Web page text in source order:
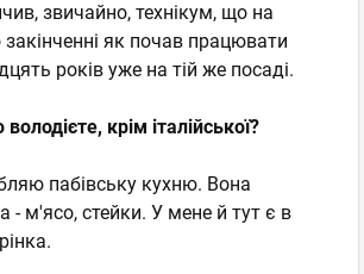
звичайно, технікум, що на
як почав працювати
років уже на тій же посаді.
крім італійської?
пабівську кухню. Вона
- м'ясо, стейки. У мене й тут є в